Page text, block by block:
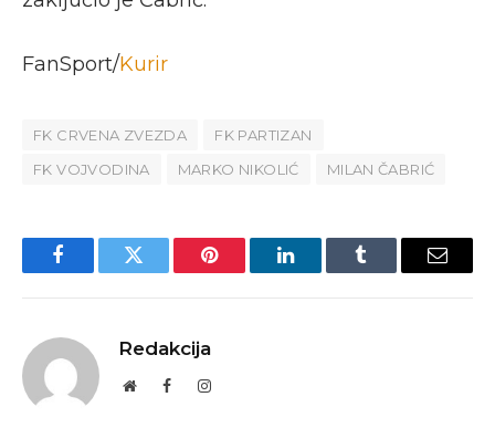
FanSport/Kurir
FK CRVENA ZVEZDA
FK PARTIZAN
FK VOJVODINA
MARKO NIKOLIĆ MILAN ČABRIĆ
FacebookTwitter Pinterest LinkedInTumblr Email
Redakcija
WebsiteFacebookInstagram